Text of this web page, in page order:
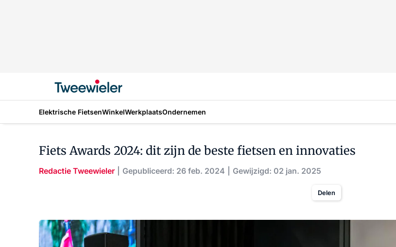
Elektrische FietsenWinkelWerkplaatsOndernemen
Fiets Awards 2024: dit zijn de beste fietsen en innovaties
Redactie Tweewieler Gepubliceerd: 26 feb. 2024 Gewijzigd: 02 jan. 2025
Delen